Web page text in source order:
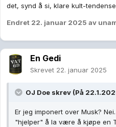
det, synd å si, klare kult-
Endret 22. januar 2025 av
En Gedi
Skrevet 22. januar 2025
OJ Doe skrev (På
Er jeg imponert over Musk?
"hjelper" å la være å kjøpe en